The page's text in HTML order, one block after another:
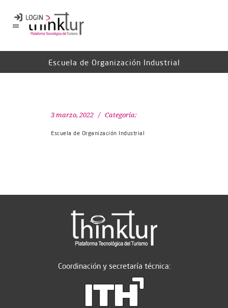
Escuela de Organización Industrial
3 marzo, 2022 Categoría:
Escuela de Organización Industrial
Coordinación y secretaría técnica: